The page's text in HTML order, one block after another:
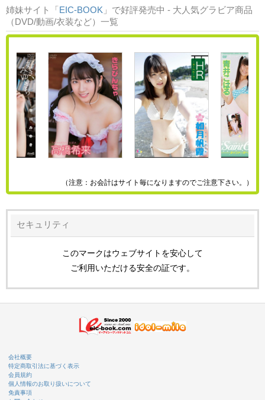
姉妹サイト「EIC-BOOK 」で好評発売中 - 大人気グラビア商品
（DVD/動画/衣装など）一覧
（注意：お会計はサイト毎になりますのでご注意下さい。）
セキュリティ
このマークはウェブサイトを安心して
ご利用いただける安全の証です。
会社概要
特定商取引法に基づく表示
会員規約
個人情報のお取り扱いについて
免責事項